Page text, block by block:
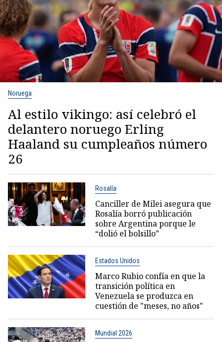
Noruega
Al estilo vikingo: así celebró el
delantero noruego Erling
Haaland su cumpleaños número
26
Rosalía
Canciller de Milei asegura que
Rosalía borró publicación
sobre Argentina porque le
“dolió el bolsillo”
Estados Unidos
Marco Rubio confía en que la
transición política en
Venezuela se produzca en
cuestión de "meses, no años"
Mundial 2026